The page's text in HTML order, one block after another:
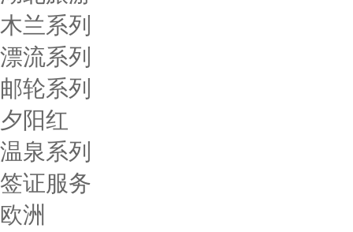
木兰系列
漂流系列
邮轮系列
夕阳红
温泉系列
签证服务
欧洲